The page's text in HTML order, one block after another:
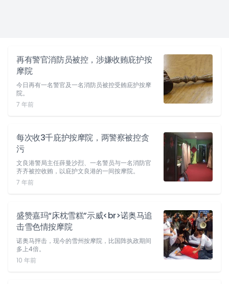
再有警官消防员被控，涉嫌收贿庇护按
摩院
今日再有一名警官及一名消防员被控受贿庇护按摩
院。
7 年前
每次收3千庇护按摩院，两警察被控贪
污
文良港警局主任薛曼沙烈、一名警员与一名消防官
齐齐被控收贿，以庇护文良港的一间按摩院。
7 年前
盛赞嘉玛“床枕雪糕”示威<br>诺奥马追
击雪色情按摩院
诺奥马抨击，现今的雪州按摩院，比国阵执政期间
多上4倍。
10 年前